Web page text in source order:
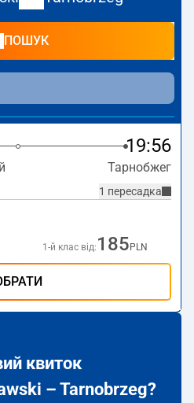
Kujawski–Tarnobrzeg
PKP Intercity. Потяг
Tarnobrzeg.
ПОШУК
19:56
Тарнобжег
1 пересадка
1-й клас від: 185 PLN
квиток
– Tarnobrzeg?